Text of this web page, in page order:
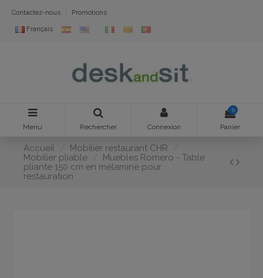
Contactez-nous Promotions
Français
Menu Rechercher Connexion
0
Panier
Accueil
Mobilier restaurant CHR
Mobilier pliable
Muebles Romero - Table
pliante 150 cm en mélamine pour
restauration